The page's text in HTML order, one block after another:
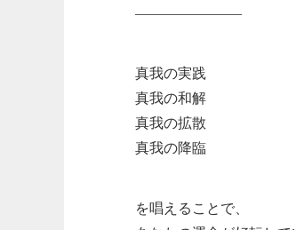
———————–
真我の実践
真我の和解
真我の拡散
真我の降臨
を唱えることで、